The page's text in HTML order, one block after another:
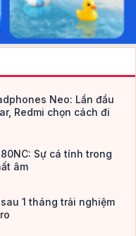
Neo: Lần đầu
Redmi chọn cách đi
Sự cá tính trong
âm
1 tháng trải nghiệm